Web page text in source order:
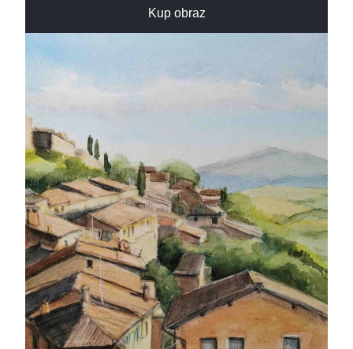
Kup obraz